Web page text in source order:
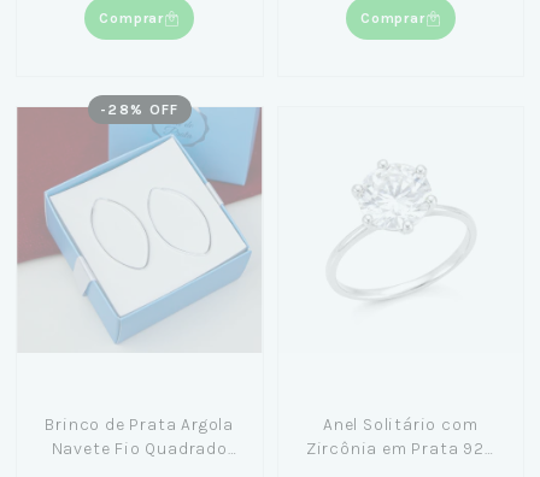
Comprar Comprar
- 28 % OFF
Brinco de Prata Argola
Navete Fio Quadrado
Anel Solitário com
Zircônia em Prata 925